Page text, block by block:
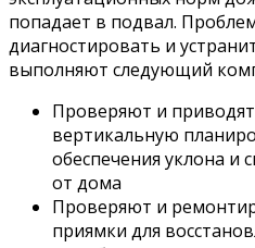
попадает в подвал.
диагностировать и
выполняют следующий
Проверяют и
вертикальную
обеспечения уклона и
от дома
Проверяют и
приямки для